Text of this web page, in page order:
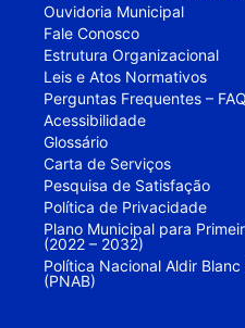
Ouvidoria Municipal
Fale Conosco
Estrutura Organizacional
Leis e Atos Normativos
Perguntas Frequentes – FAQ
Acessibilidade
Glossário
Carta de Serviços
Pesquisa de Satisfação
Política de Privacidade
Plano Municipal para
(2022 – 2032)
Política Nacional Aldir
(PNAB)